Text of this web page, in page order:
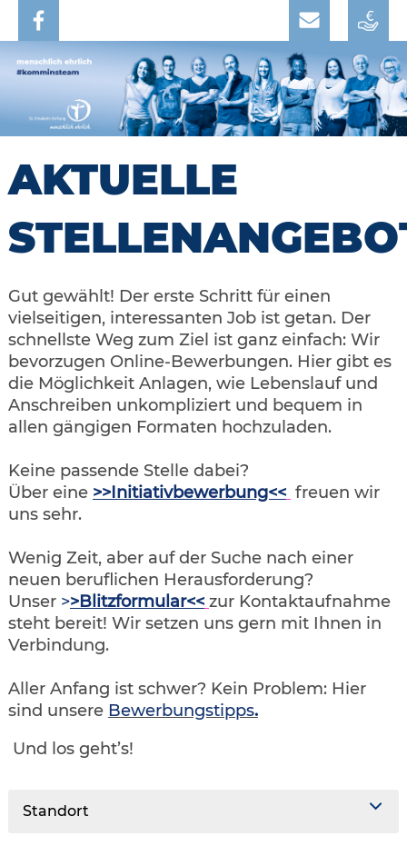
AKTUELLE
Gut gewählt! Der erste Schritt für einen
vielseitigen, interessanten Job ist getan. Der
schnellste Weg zum Ziel ist ganz einfach: Wir
bevorzugen Online-Bewerbungen. Hier gibt es
die Möglichkeit Anlagen, wie Lebenslauf und
Anschreiben unkompliziert und bequem in
allen gängigen Formaten hochzuladen.
Keine passende Stelle dabei?
Über eine >>Initiativbewerbung<< freuen wir
uns sehr.
Wenig Zeit, aber auf der Suche nach einer
neuen beruflichen Herausforderung?
Unser >>Blitzformular<< zur Kontaktaufnahme
steht bereit! Wir setzen uns gern mit Ihnen in
Verbindung.
Aller Anfang ist schwer? Kein Problem: Hier
sind unsere Bewerbungstipps.
Und los geht’s!
Standort